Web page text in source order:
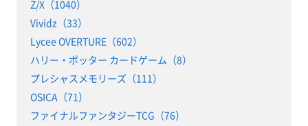
Z/X（1040）
Vividz（33）
Lycee OVERTURE（602）
ハリー・ポッター カードゲーム（8）
プレシャスメモリーズ（111）
OSICA（71）
ファイナルファンタジーTCG（76）